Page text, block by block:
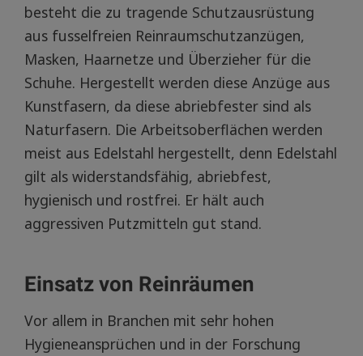
besteht die zu tragende Schutzausrüstung
aus fusselfreien Reinraumschutzanzügen,
Masken, Haarnetze und Überzieher für die
Schuhe. Hergestellt werden diese Anzüge aus
Kunstfasern, da diese abriebfester sind als
Naturfasern. Die Arbeitsoberflächen werden
meist aus Edelstahl hergestellt, denn Edelstahl
gilt als widerstandsfähig, abriebfest,
hygienisch und rostfrei. Er hält auch
aggressiven Putzmitteln gut stand.
Einsatz von Reinräumen
Vor allem in Branchen mit sehr hohen
Hygieneansprüchen und in der Forschung